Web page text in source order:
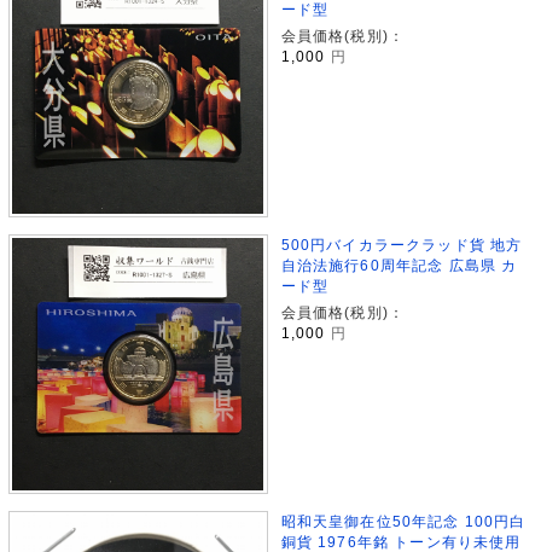
ード型
会員価格(税別)：
1,000
円
500円バイカラークラッド貨 地方
自治法施行60周年記念 広島県 カ
ード型
会員価格(税別)：
1,000
円
昭和天皇御在位50年記念 100円白
銅貨 1976年銘 トーン有り未使用